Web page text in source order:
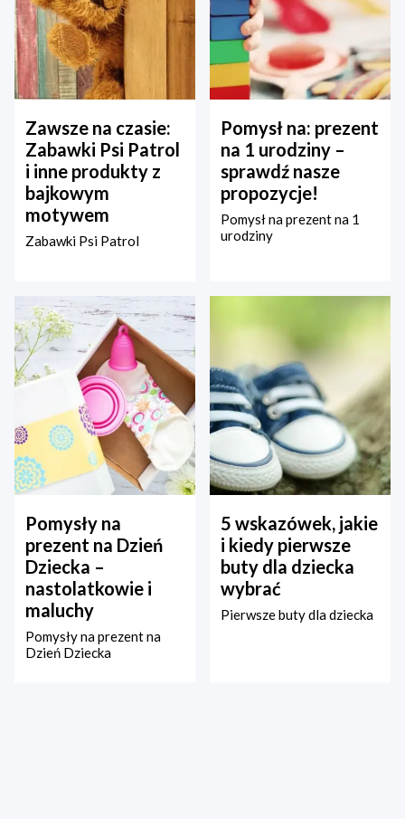
Zawsze na czasie:
Zabawki Psi Patrol
i inne produkty z
bajkowym
motywem
Zabawki Psi Patrol
Pomysł na: prezent
na 1 urodziny –
sprawdź nasze
propozycje!
Pomysł na prezent na 1
urodziny
Pomysły na
prezent na Dzień
Dziecka –
nastolatkowie i
maluchy
Pomysły na prezent na
Dzień Dziecka
5 wskazówek, jakie
i kiedy pierwsze
buty dla dziecka
wybrać
Pierwsze buty dla dziecka